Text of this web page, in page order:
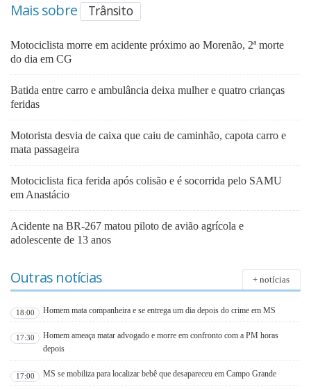
Mais sobre Trânsito
Motociclista morre em acidente próximo ao Morenão, 2ª morte
do dia em CG
Batida entre carro e ambulância deixa mulher e quatro crianças
feridas
Motorista desvia de caixa que caiu de caminhão, capota carro e
mata passageira
Motociclista fica ferida após colisão e é socorrida pelo SAMU
em Anastácio
Acidente na BR-267 matou piloto de avião agrícola e
adolescente de 13 anos
Outras notícias + notícias
18:00 Homem mata companheira e se entrega um dia depois do crime em MS
17:30
Homem ameaça matar advogado e morre em confronto com a PM horas
depois
17:00 MS se mobiliza para localizar bebê que desapareceu em Campo Grande